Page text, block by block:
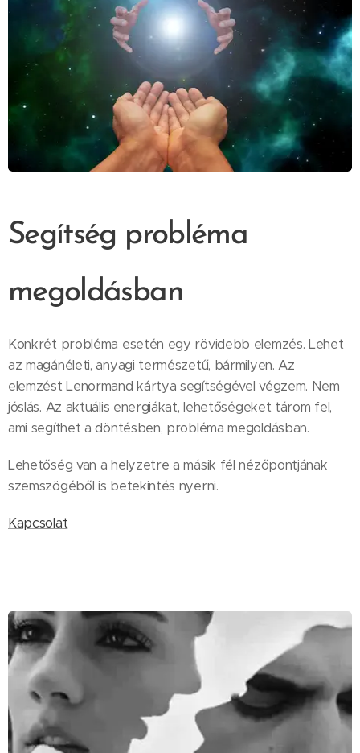
Segítség probléma
megoldásban
Konkrét probléma esetén egy rövidebb elemzés. Lehet
az magánéleti, anyagi természetű, bármilyen. Az
elemzést Lenormand kártya segítségével végzem. Nem
jóslás. Az aktuális energiákat, lehetőségeket tárom fel,
ami segíthet a döntésben, probléma megoldásban.
Lehetőség van a helyzetre a másik fél nézőpontjának
szemszögéből is betekintés nyerni.
Kapcsolat